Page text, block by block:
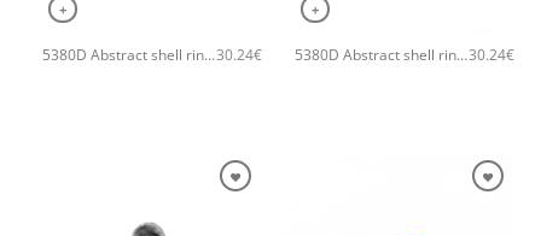
+
5380D Abstract shell ring Catherine bijoux Χρυσό30.24€
+
5380D Abstract shell ring Catherine bijoux Ροζ χρυσό30.24€